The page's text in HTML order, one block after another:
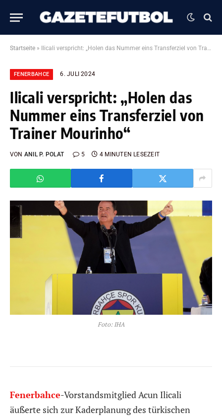
Startseite » Ilicali verspricht: „Holen das Nummer eins Transferziel von Trainer Mourinho“
FENERBAHCE 6. JULI 2024
Ilicali verspricht: „Holen das
Nummer eins Transferziel von
Trainer Mourinho“
VON ANIL P. POLAT 5 4 MINUTEN LESEZEIT
Foto: IHA
Fenerbahce-Vorstandsmitglied Acun Ilicali
äußerte sich zur Kaderplanung des türkischen